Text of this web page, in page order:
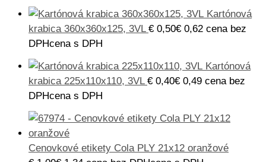
Kartónová
krabica 360x360x125, 3VL € 0,50€ 0,62 cena bez
DPHcena s DPH
Kartónová
krabica 225x110x110, 3VL € 0,40€ 0,49 cena bez
DPHcena s DPH
Cenovkové etikety Cola PLY 21x12 oranžové